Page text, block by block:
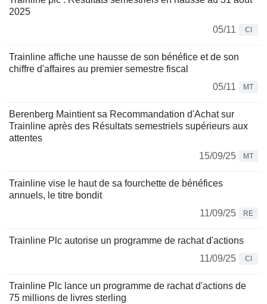
2025
05/11
CI
Trainline affiche une hausse de son bénéfice et de son
chiffre d'affaires au premier semestre fiscal
05/11
MT
Berenberg Maintient sa Recommandation d'Achat sur
Trainline après des Résultats semestriels supérieurs aux
attentes
15/09/25
MT
Trainline vise le haut de sa fourchette de bénéfices
annuels, le titre bondit
11/09/25
RE
Trainline Plc autorise un programme de rachat d'actions
11/09/25
CI
Trainline Plc lance un programme de rachat d'actions de
75 millions de livres sterling